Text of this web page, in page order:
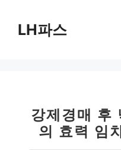
LH파스
강제경매 후
의 효력 임